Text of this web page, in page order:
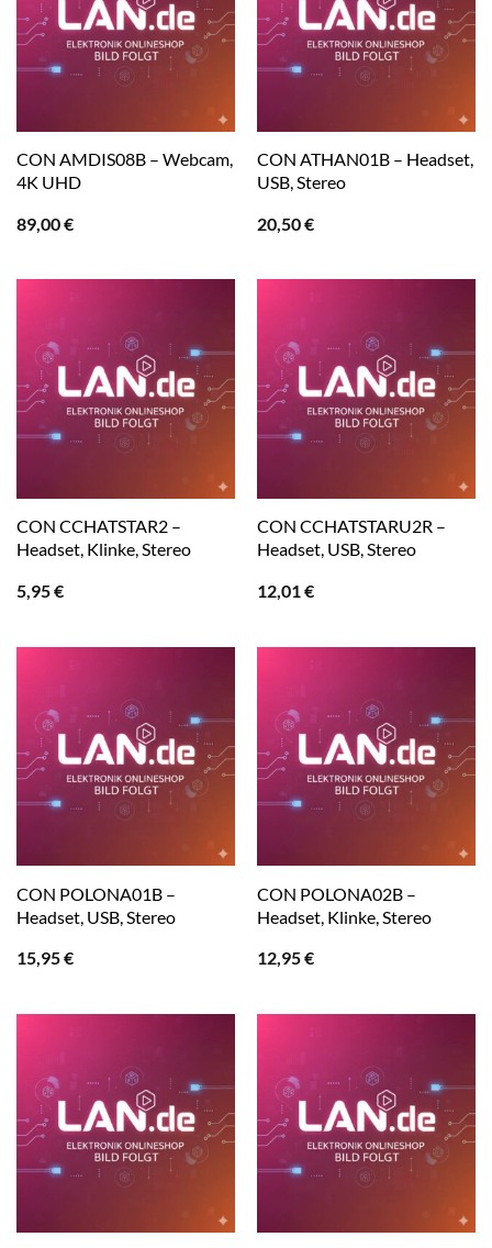
CON AMDIS08B – Webcam,
4K UHD
89,00€
CON ATHAN01B – Headset,
USB, Stereo
20,50€
CON CCHATSTAR2 –
Headset, Klinke, Stereo
5,95€
CON CCHATSTARU2R –
Headset, USB, Stereo
12,01€
CON POLONA01B –
Headset, USB, Stereo
15,95€
CON POLONA02B –
Headset, Klinke, Stereo
12,95€